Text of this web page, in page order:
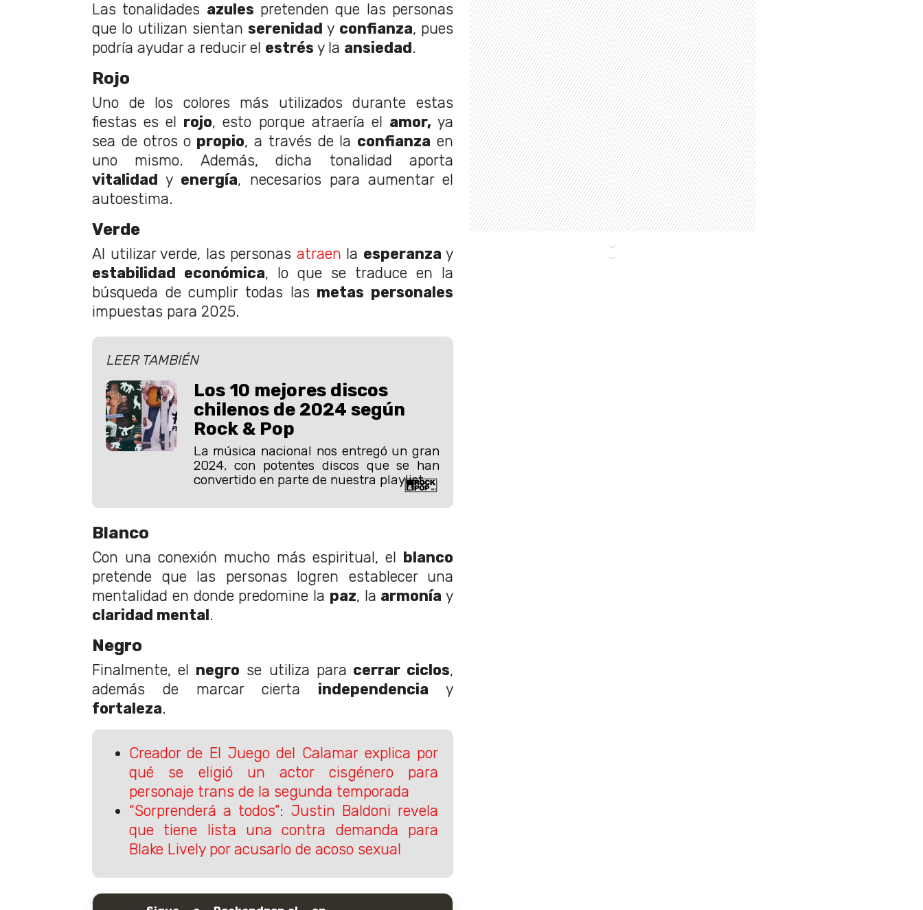
Las tonalidades azules pretenden que las personas
que lo utilizan sientanserenidad y confianza, pues
podría ayudar a reducir el estrés y la ansiedad .
Rojo
Uno de los colores más utilizados durante estas
fiestas es el rojo, esto porque atraería el amor,ya
sea de otros o propio, a través de la confianza en
uno mismo. Además, dicha tonalidad aporta
vitalidad y energía, necesarios para aumentar el
autoestima.
Verde
Al utilizar verde, las personas atraen la esperanza y
estabilidad económica, lo que se traduce en la
búsqueda de cumplir todas las metas personales
impuestas para 2025.
LEER TAMBIÉN
Los 10 mejores discos
chilenos de 2024 según
Rock & Pop
La música nacional nos entregó un gran
2024, con potentes discos que se han
convertido en parte de nuestra playlist.
Blanco
Con una conexión mucho más espiritual, el blanco
pretende que las personas logren establecer una
mentalidad en donde predomine la paz, la armonía y
claridad mental.
Negro
Finalmente, el negro se utiliza para cerrar ciclos,
además de marcar cierta independencia y
fortaleza.
Creador de El Juego del Calamar explica por
qué se eligió un actor cisgénero para
personaje trans de la segunda temporada
“Sorprenderá a todos”: Justin Baldoni revela
que tiene lista una contra demanda para
Blake Lively por acusarlo de acoso sexual